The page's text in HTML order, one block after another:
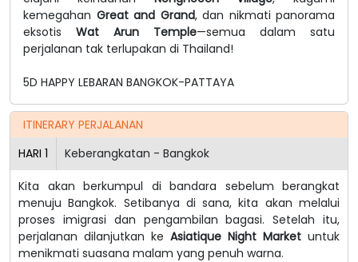
kemegahan Great and Grand, dan nikmati panorama
eksotis Wat Arun Temple—semua dalam satu
perjalanan tak terlupakan di Thailand!
5D HAPPY LEBARAN BANGKOK-PATTAYA
ITINERARY PERJALANAN
HARI 1 Keberangkatan - Bangkok
Kita akan berkumpul di bandara sebelum berangkat
menuju Bangkok. Setibanya di sana, kita akan melalui
proses imigrasi dan pengambilan bagasi. Setelah itu,
perjalanan dilanjutkan ke Asiatique Night Market untuk
menikmati suasana malam yang penuh warna.